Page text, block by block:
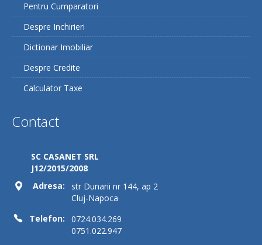
Pentru Cumparatori
Despre Inchirieri
Dictionar Imobiliar
Despre Credite
Calculator Taxe
Contact
SC CASANET SRL
J12/2015/2008
Adresa:
str Dunarii nr 144, ap 2
Cluj-Napoca
Telefon:
0724.034.269
0751.022.947